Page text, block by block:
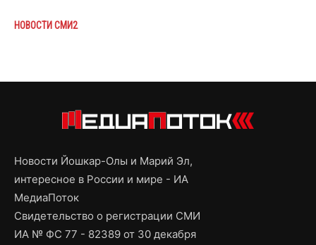
НОВОСТИ СМИ2
Новости Йошкар-Олы и Марий Эл,
интересное в России и мире - ИА
МедиаПоток
Свидетельство о регистрации СМИ
ИА № ФС 77 - 82389 от 30 декабря